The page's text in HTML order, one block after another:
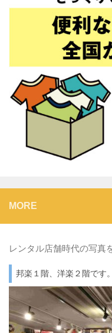
MORE
レンタル店舗時代の写真
邦楽１階、洋楽２階です。